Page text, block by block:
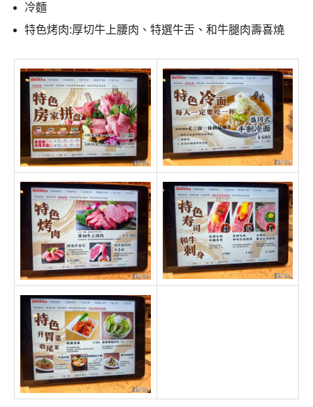
冷麵
特色烤肉:厚切牛上腰肉、特選牛舌、和牛腿肉壽喜燒